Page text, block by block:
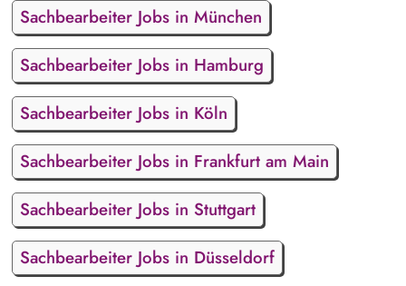
Sachbearbeiter Jobs in München
Sachbearbeiter Jobs in Hamburg
Sachbearbeiter Jobs in Köln
Sachbearbeiter Jobs in Frankfurt am Main
Sachbearbeiter Jobs in Stuttgart
Sachbearbeiter Jobs in Düsseldorf